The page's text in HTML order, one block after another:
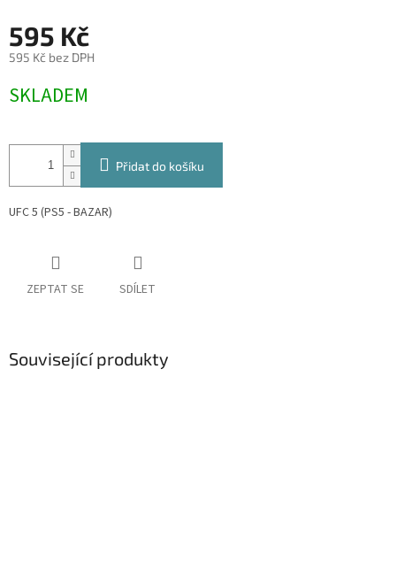
595 Kč
595 Kč bez DPH
cena:
SKLADEM
Přidat do košíku
UFC 5 (PS5 - BAZAR)
ZEPTAT SE SDÍLET
Související produkty